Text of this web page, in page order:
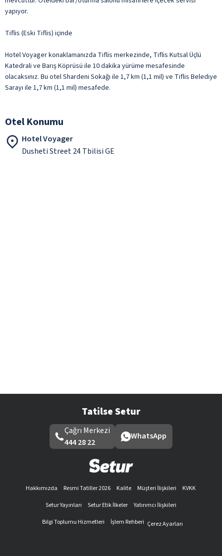
yapıyor.
Tiflis (Eski Tiflis) içinde
Hotel Voyager konaklamanızda Tiflis merkezinde, Tiflis Kutsal Üçlü
Katedrali ve Barış Köprüsü ile 10 dakika yürüme mesafesinde
olacaksınız. Bu otel Shardeni Sokağı ile 1,7 km (1,1 mil) ve Tiflis Belediye
Sarayı ile 1,7 km (1,1 mil) mesafede.
Otel Konumu
Hotel Voyager
Dusheti Street 24 Tbilisi GE
Tatilse Setur
Çağrı Merkezi
444 28 22
WhatsApp
Hakkımızda Resmi Tatiller 2026 Kalite Müşteri İlişkileri
KVKK
Setur Yayınları
Setur Etik İlkeler
Yatırımcı İlişkileri
Bilgi Toplumu Hizmetleri
İşlem Rehberi Çerez Ayarları